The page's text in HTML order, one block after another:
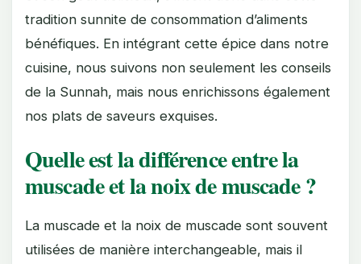
tradition sunnite de consommation d’aliments
bénéfiques. En intégrant cette épice dans notre
cuisine, nous suivons non seulement les conseils
de la Sunnah, mais nous enrichissons également
nos plats de saveurs exquises.
Quelle est la différence entre la
muscade et la noix de muscade ?
La muscade et la noix de muscade sont souvent
utilisées de manière interchangeable, mais il